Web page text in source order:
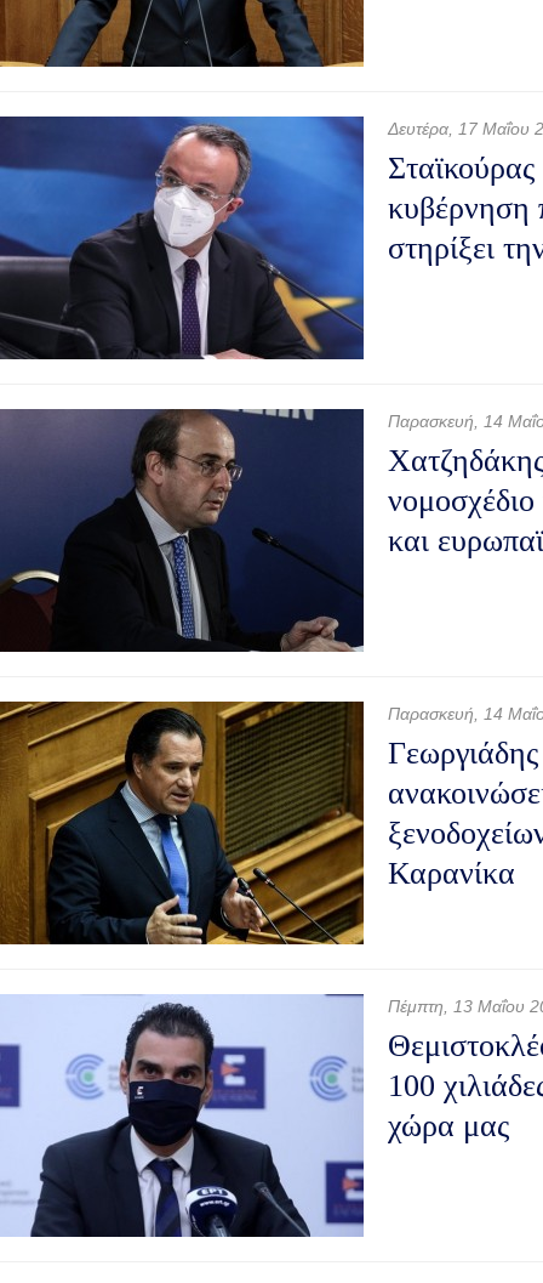
Δευτέρα, 17 Μαΐου
κυβέρνηση
στηρίξει
Παρασκευή, 14
και
Παρασκευή, 14
Καρανίκα
Πέμπτη, 13 Μαΐου
100
χώρα μας